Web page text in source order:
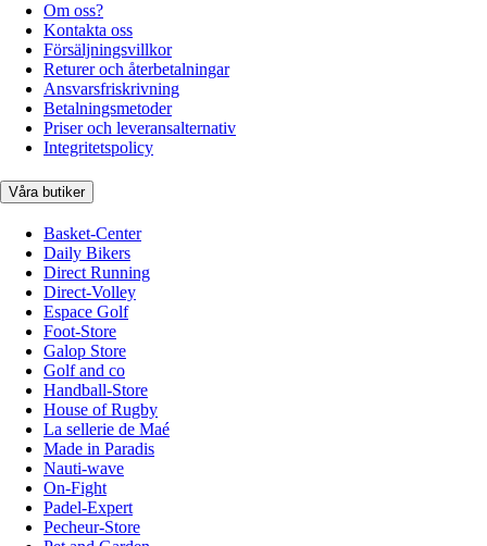
Om oss?
Kontakta oss
Försäljningsvillkor
Returer och återbetalningar
Ansvarsfriskrivning
Betalningsmetoder
Priser och leveransalternativ
Integritetspolicy
Våra butiker
Basket-Center
Daily Bikers
Direct Running
Direct-Volley
Espace Golf
Foot-Store
Galop Store
Golf and co
Handball-Store
House of Rugby
La sellerie de Maé
Made in Paradis
Nauti-wave
On-Fight
Padel-Expert
Pecheur-Store